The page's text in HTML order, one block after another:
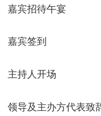
嘉宾招待午宴
嘉宾签到
主持人开场
领导及主办方代表致